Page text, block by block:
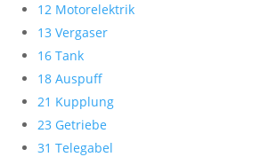
12 Motorelektrik
13 Vergaser
16 Tank
18 Auspuff
21 Kupplung
23 Getriebe
31 Telegabel